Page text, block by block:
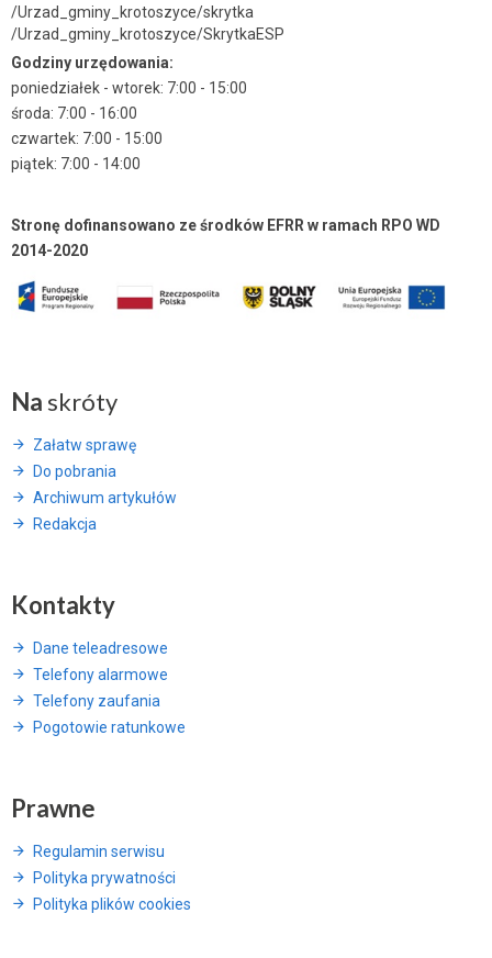
/Urzad_gminy_krotoszyce/skrytka
/Urzad_gminy_krotoszyce/SkrytkaESP
Godziny urzędowania:
poniedziałek - wtorek: 7:00 - 15:00
środa: 7:00 - 16:00
czwartek: 7:00 - 15:00
piątek: 7:00 - 14:00
Stronę dofinansowano ze środków EFRR w ramach RPO WD
2014-2020
Na skróty
Załatw sprawę
Do pobrania
Archiwum artykułów
Redakcja
Kontakty
Dane teleadresowe
Telefony alarmowe
Telefony zaufania
Pogotowie ratunkowe
Prawne
Regulamin serwisu
Polityka prywatności
Polityka plików cookies